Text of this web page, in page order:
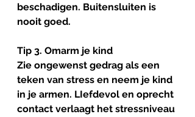
beschadigen. Buitensluiten is
nooit goed.
Tip 3. Omarm je kind
Zie ongewenst gedrag als een
teken van stress en neem je kind
in je armen. LIefdevol en oprecht
contact verlaagt het stressniveau